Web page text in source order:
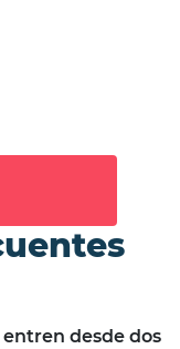
entren desde dos